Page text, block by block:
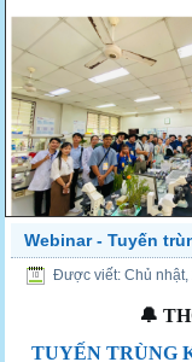
Tuyển sinh Đại học
Webinar - Tuyến
Được viết: Chủ nhật,
🔔
TUYẾN TRÙNG